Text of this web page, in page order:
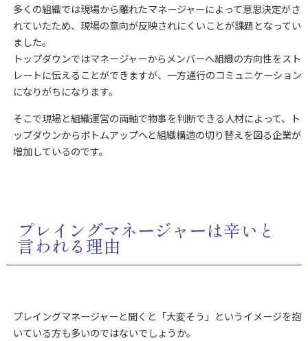
多くの組織では現場から離れたマネージャーによって意思決定がさ
れていたため、現場の意向が反映されにくいことが課題となってい
ました。
トップダウンではマネージャーからメンバーへ組織の方向性をスト
レートに伝えることができますが、一方通行のコミュニケーション
になりがちになります。
そこで現場と組織運営の両軸で物事を判断できる人材によって、ト
ップダウンからボトムアップへと組織構造の切り替えを図る企業が
増加しているのです。
プレイングマネージャーは辛いと
言われる理由
プレイングマネージャーと聞くと「大変そう」というイメージを抱
いている方も多いのではないでしょうか。